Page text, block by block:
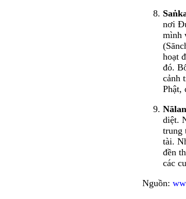
nơi
mình
hoạt
đó.
cảnh
Phật,
diệt.
trung
tài.
đền
các
Nguồn: